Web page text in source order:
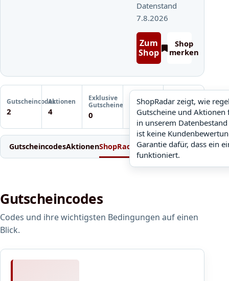
Datenstand
7.8.2026
Zum
Shop
Shop
merken
Gutscheincodes
2
Aktionen
4
Exklusive
Gutscheine
0
ShopRadar
noch keine Daten
ShopRadar zeigt, wie
Gutscheine und Aktionen
in unserem
ist keine
Garantie dafür, dass ein
funktioniert.
Letzte
Gutscheinprüfung
Noch keine
Prüfung
GutscheincodesAktionenShopRadarWeitere Gutscheine
Gutscheincodes
Codes und ihre wichtigsten Bedingungen auf einen
Blick.